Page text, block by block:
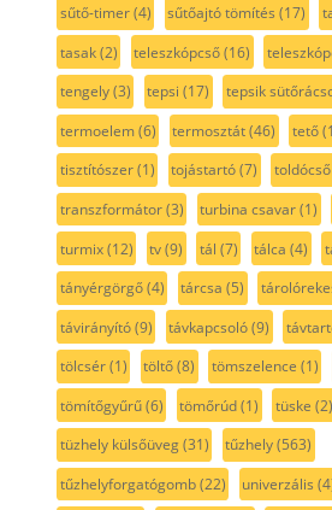
sűtő-timer(4) sűtőajtó tömítés (17)
tasak(2) teleszkópcső(16)
tengely(3) tepsi (17) tepsik
termoelem(6) termosztát(46) tető
tisztítószer(1) tojástartó(7) toldócső
transzformátor(3) turbina csavar(1)
turmix(12) tv(9) tál (7) tálca (4)
tányérgörgő(4) tárcsa (5)
távirányító(9) távkapcsoló(9)
tölcsér(1) töltő(8) tömszelence (1)
tömítőgyűrű(6) tömőrúd(1) tüske (2)
tüzhely külsőüveg(31) tűzhely(563)
tűzhelyforgatógomb(22) univerzális